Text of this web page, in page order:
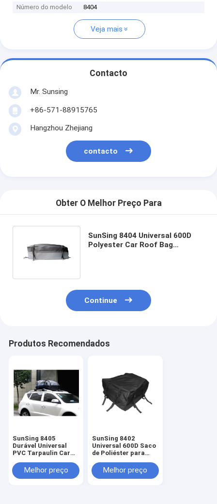
Número do modelo
8404
Veja mais
Contacto
Mr. Sunsing
+86-571-88915765
Hangzhou Zhejiang
contacto
Obter O Melhor Preço Para
SunSing 8404 Universal 600D
Polyester Car Roof Bag
Continue
Produtos Recomendados
SunSing 8405
Durável Universal
PVC Tarpaulin Car
impermeável
compatível com
Melhor preço
SunSing 8402
Universal 600D Saco
de Poliéster para
Durável para Viagem
Bagagem Usada para
Melhor preço